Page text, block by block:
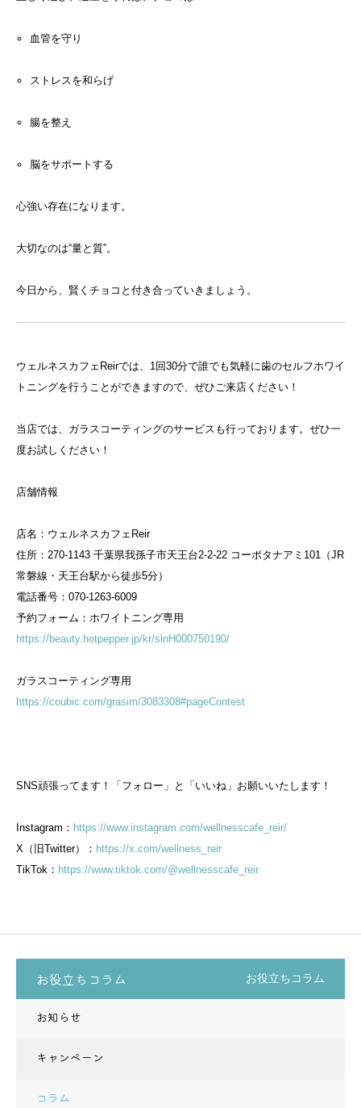
血管を守り
ストレスを和らげ
腸を整え
脳をサポートする
心強い存在になります。
大切なのは“量と質”。
今日から、賢くチョコと付き合っていきましょう。
ウェルネスカフェReirでは、1回30分で誰でも気軽に歯のセルフホワイ
トニングを行うことができますので、ぜひご来店ください！
当店では、ガラスコーティングのサービスも行っております。ぜひ一
度お試しください！
店舗情報
店名：ウェルネスカフェReir
住所：270-1143 千葉県我孫子市天王台2-2-22 コーポタナアミ101（JR
常磐線・天王台駅から徒歩5分）
電話番号：070-1263-6009
予約フォーム：ホワイトニング専用
https://beauty.hotpepper.jp/kr/slnH000750190/
ガラスコーティング専用
https://coubic.com/grasim/3083308#pageContest
SNS頑張ってます！「フォロー」と「いいね」お願いいたします！
Instagram： https://www.instagram.com/wellnesscafe_reir/
X（旧Twitter）： https://x.com/wellness_reir
TikTok： https://www.tiktok.com/@wellnesscafe_reir
お役立ちコラム お役立ちコラム
お知らせ
キャンペーン
コラム